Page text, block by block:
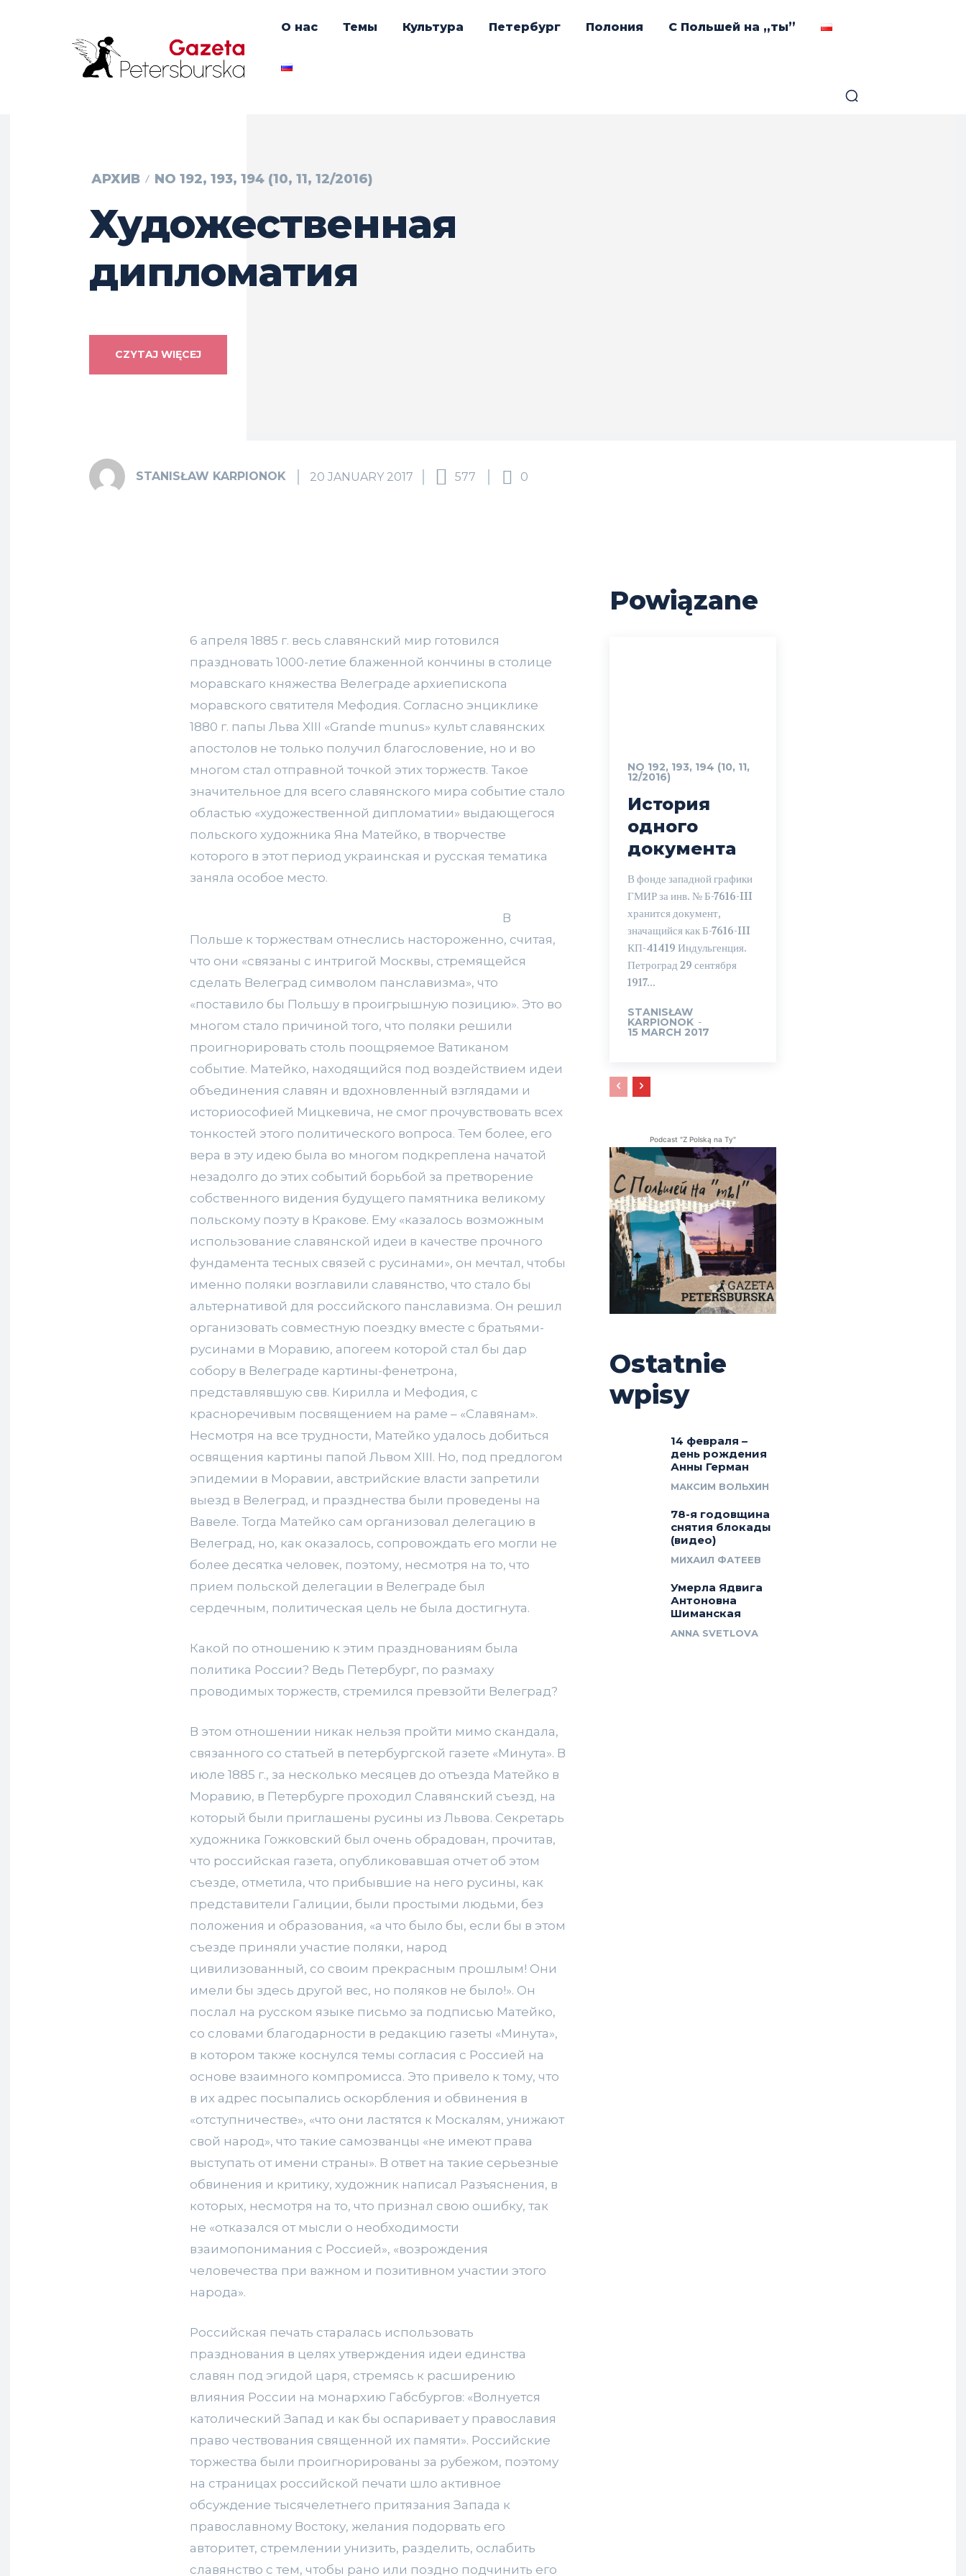
О нас Темы Культура Петербург Полония С Польшей на „ты”
АРХИВ NO 192, 193, 194 (10, 11, 12/2016)
Художественная
дипломатия
CZYTAJ WIĘCEJ
STANISŁAW KARPIONOK 20 JANUARY 2017 577 0
6 апреля 1885 г. весь славянский мир готовился
праздновать 1000-летие блаженной кончины в столице
моравскаго княжества Велеграде архиепископа
моравского святителя Мефодия. Согласно энциклике
1880 г. папы Льва XIII «Grande munus» культ славянских
апостолов не только получил благословение, но и во
многом стал отправной точкой этих торжеств. Такое
значительное для всего славянского мира событие стало
областью «художественной дипломатии» выдающегося
польского художника Яна Матейко, в творчестве
которого в этот период украинская и русская тематика
заняла особое место.
В
Польше к торжествам отнеслись настороженно, считая,
что они «связаны с интригой Москвы, стремящейся
сделать Велеград символом панславизма», что
«поставило бы Польшу в проигрышную позицию». Это во
многом стало причиной того, что поляки решили
проигнорировать столь поощряемое Ватиканом
событие. Матейко, находящийся под воздействием идеи
объединения славян и вдохновленный взглядами и
историософией Мицкевича, не смог прочувствовать всех
тонкостей этого политического вопроса. Тем более, его
вера в эту идею была во многом подкреплена начатой
незадолго до этих событий борьбой за претворение
собственного видения будущего памятника великому
польскому поэту в Кракове. Ему «казалось возможным
использование славянской идеи в качестве прочного
фундамента тесных связей с русинами», он мечтал, чтобы
именно поляки возглавили славянство, что стало бы
альтернативой для российского панславизма. Он решил
организовать совместную поездку вместе с братьями-
русинами в Моравию, апогеем которой стал бы дар
собору в Велеграде картины-фенетрона,
представлявшую свв. Кирилла и Мефодия, с
красноречивым посвящением на раме – «Славянам».
Несмотря на все трудности, Матейко удалось добиться
освящения картины папой Львом XIII. Но, под предлогом
эпидемии в Моравии, австрийские власти запретили
выезд в Велеград, и празднества были проведены на
Вавеле. Тогда Матейко сам организовал делегацию в
Велеград, но, как оказалось, сопровождать его могли не
более десятка человек, поэтому, несмотря на то, что
прием польской делегации в Велеграде был
сердечным, политическая цель не была достигнута.
Какой по отношению к этим празднованиям была
политика России? Ведь Петербург, по размаху
проводимых торжеств, стремился превзойти Велеград?
В этом отношении никак нельзя пройти мимо скандала,
связанного со статьей в петербургской газете «Минута». В
июле 1885 г., за несколько месяцев до отъезда Матейко в
Моравию, в Петербурге проходил Славянский съезд, на
который были приглашены русины из Львова. Секретарь
художника Гожковский был очень обрадован, прочитав,
что российская газета, опубликовавшая отчет об этом
съезде, отметила, что прибывшие на него русины, как
представители Галиции, были простыми людьми, без
положения и образования, «а что было бы, если бы в этом
съезде приняли участие поляки, народ
цивилизованный, со своим прекрасным прошлым! Они
имели бы здесь другой вес, но поляков не было!». Он
послал на русском языке письмо за подписью Матейко,
со словами благодарности в редакцию газеты «Минута»,
в котором также коснулся темы согласия с Россией на
основе взаимного компромисса. Это привело к тому, что
в их адрес посыпались оскорбления и обвинения в
«отступничестве», «что они ластятся к Москалям, унижают
свой народ», что такие самозванцы «не имеют права
выступать от имени страны». В ответ на такие серьезные
обвинения и критику, художник написал Разъяснения, в
которых, несмотря на то, что признал свою ошибку, так
не «отказался от мысли о необходимости
взаимопонимания с Россией», «возрождения
человечества при важном и позитивном участии этого
народа».
Российская печать старалась использовать
празднования в целях утверждения идеи единства
славян под эгидой царя, стремясь к расширению
влияния России на монархию Габсбургов: «Волнуется
католический Запад и как бы оспаривает у православия
право чествования священной их памяти». Российские
торжества были проигнорированы за рубежом, поэтому
на страницах российской печати шло активное
обсуждение тысячелетнего притязания Запада к
православному Востоку, желания подорвать его
авторитет, стремлении унизить, разделить, ослабить
славянство с тем, чтобы рано или поздно подчинить его
Powiązane
NO 192, 193, 194 (10, 11,
12/2016)
История
одного
документа
В фонде западной графики
ГМИР за инв. № Б-7616-III
хранится документ,
значащийся как Б-7616-III
КП-41419 Индульгенция.
Петроград 29 сентября
1917...
STANISŁAW
KARPIONOK -
15 MARCH 2017
Podcast "Z Polską na Ty"
Ostatnie
wpisy
14 февраля –
день рождения
Анны Герман
МАКСИМ ВОЛЬХИН
78-я годовщина
снятия блокады
(видео)
МИХАИЛ ФАТЕЕВ
Умерла Ядвига
Антоновна
Шиманская
ANNA SVETLOVA